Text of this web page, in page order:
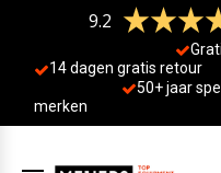
9.2
14 dagen gratis retour
50+ jaar
merken